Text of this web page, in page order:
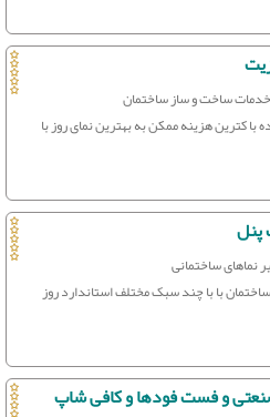
ساخت و ساز ساختمان
کترین هزینه ممکن به بهترین نمای روز با
پنل
نماهای ساختمانی
با با چند سبک مختلف استاندارد روز
و فست فودها و کافی شاپ